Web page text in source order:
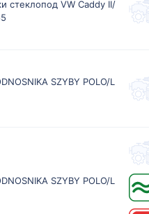
стеклопод VW Caddy II/
SZYBY POLO/L
SZYBY POLO/L